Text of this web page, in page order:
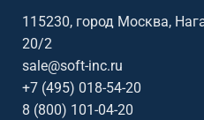
115230, город Москва,
20/2
sale@soft-inc.ru
+7 (495) 018-54-20
8 (800) 101-04-20